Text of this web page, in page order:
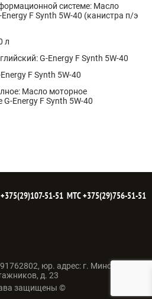
системе: Масло
F Synth 5W-40 (канистра п/э
л
G-Energy F Synth 5W-40
F Synth 5W-40
Масло моторное
Energy F Synth 5W-40
51-51 МТС+375(29)756-51-51
юр. адрес: г. Минск, ул.
д. 23
защищены ©